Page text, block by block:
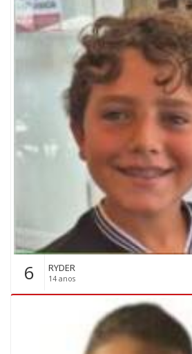
6 RYDER
14 anos